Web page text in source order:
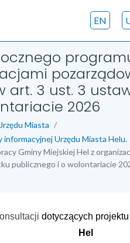
EN
3 ust. 3
2026
Miasta
informacyjnej Urzędu Miasta Helu.
Gminy Miejskiej Hel z
publicznego i o wolontariacie
dotyczących projektu
Hel